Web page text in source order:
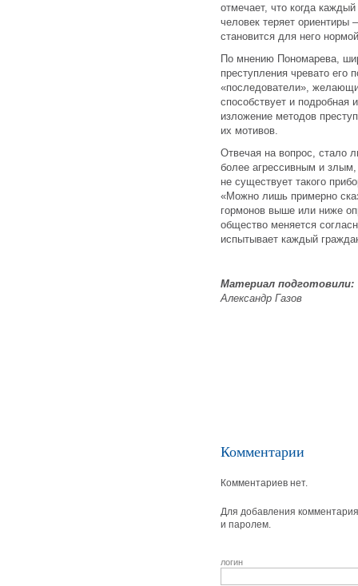
отмечает, что когда
человек теряет
становится для него
По мнению Пономарева,
преступления чревато его
«последователи»,
способствует и
изложение методов
их мотивов.
Отвечая на вопрос, стало
более агрессивным и
не существует такого
«Можно лишь примерно
гормонов выше или ниже
общество меняется
испытывает каждый
Материал подготовили:
Александр Газов
Комментарии
Комментариев нет.
Для добавления
и паролем.
логин